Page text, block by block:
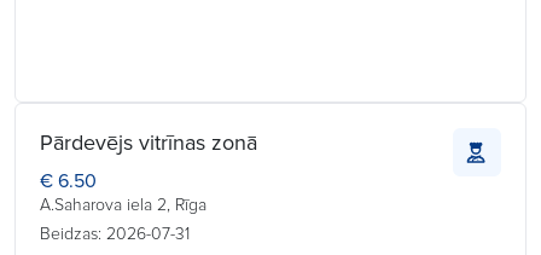
Pārdevējs vitrīnas zonā
€ 6.50
A.Saharova iela 2, Rīga
Beidzas: 2026-07-31